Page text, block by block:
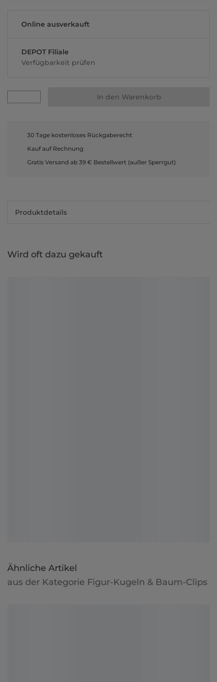
Online ausverkauft
DEPOT Filiale
Verfügbarkeit prüfen
In den Warenkorb
30 Tage kostenloses Rückgaberecht
Kauf auf Rechnung
Gratis Versand ab 39 € Bestellwert (außer Sperrgut)
Produktdetails
Wird oft dazu gekauft
Ähnliche Artikel
aus der Kategorie Figur-Kugeln & Baum-Clips